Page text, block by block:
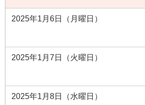
2025年1月6日（月曜日）
2025年1月7日（火曜日）
2025年1月8日（水曜日）